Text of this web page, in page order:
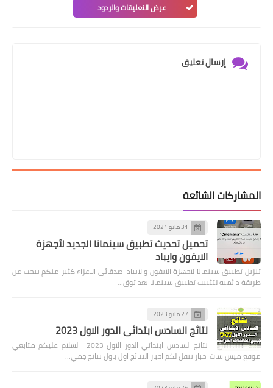
عرض التعليقات والردود
إرسال تعليق
المشاركات الشائعة
31 مايو 2021
تحميل تحديث تطبيق سينمانا الجديد لأجهزة
الايفون وايباد
تنزيل تطبيق سينمانا لاجهزة الايفون والايباد اصدقائي الاعزاء كثير منكم يبحث عن
طريقة دائميه لتثبيت تطبيق سينمانا بعد توق…
27 مايو 2023
نتائج السادس ابتدائي الدور الاول 2023
نتائج السادس ابتدائي الدور الاول 2023 السلام عليكم متابعي
موقع ميس سات اخبار ننقل لكم اخبار النتائج اول باول نتائج جمي…